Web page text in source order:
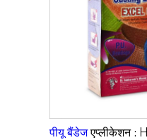
पीयू बैंडेज एप्लीकेशन :